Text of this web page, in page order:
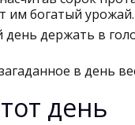
им богатый урожай.
день держать в
в день
день